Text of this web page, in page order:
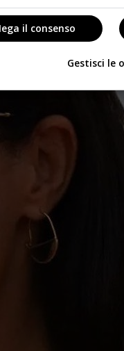
il consenso
Gestisci le